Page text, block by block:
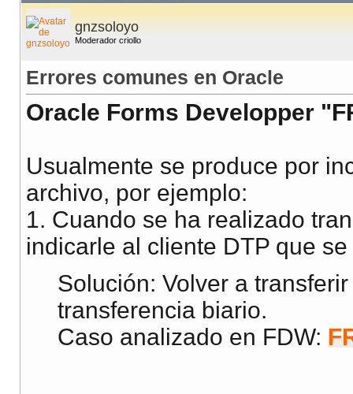
gnzsoloyo
Moderador criollo
Errores comunes en Oracle
Oracle Forms Developper
Usualmente se produce por
archivo, por ejemplo:
1. Cuando se ha realizado
indicarle al cliente DTP que
Solución: Volver a
transferencia biario.
Caso analizado en FDW: